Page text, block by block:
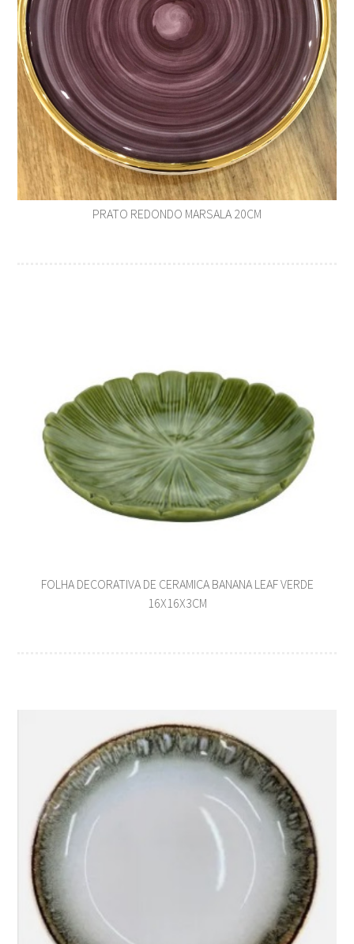
PRATO REDONDO MARSALA 20CM
FOLHA DECORATIVA DE CERAMICA BANANA LEAF VERDE
16X16X3CM